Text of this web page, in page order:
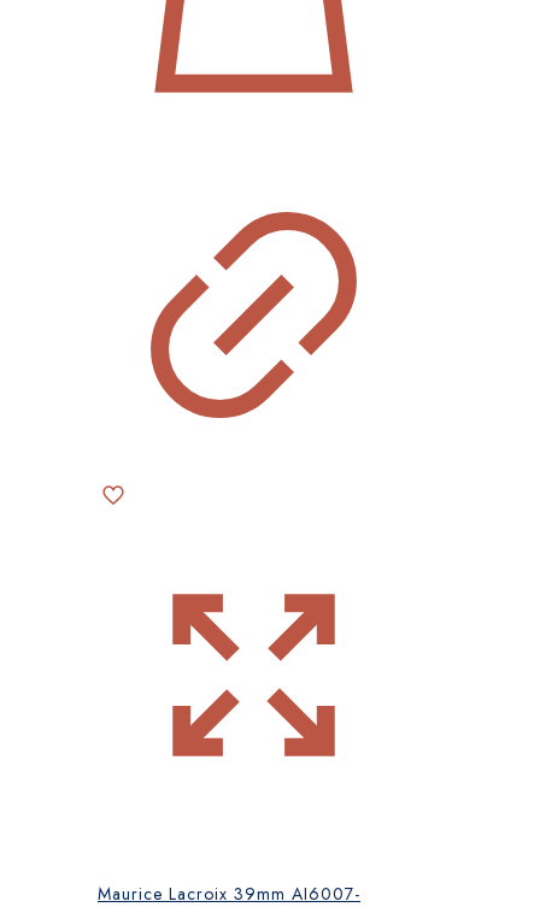
Maurice Lacroix 39mm AI6007-